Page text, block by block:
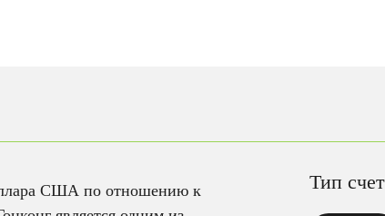
США по отношению к
Тип